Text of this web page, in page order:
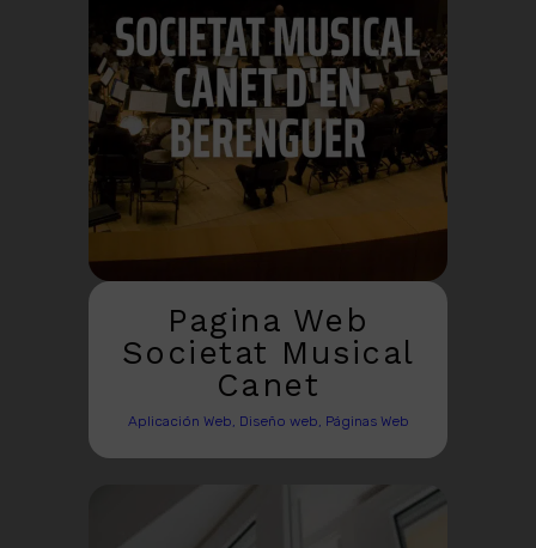
Pagina Web
Societat Musical
Canet
Aplicación Web, Diseño web, Páginas Web